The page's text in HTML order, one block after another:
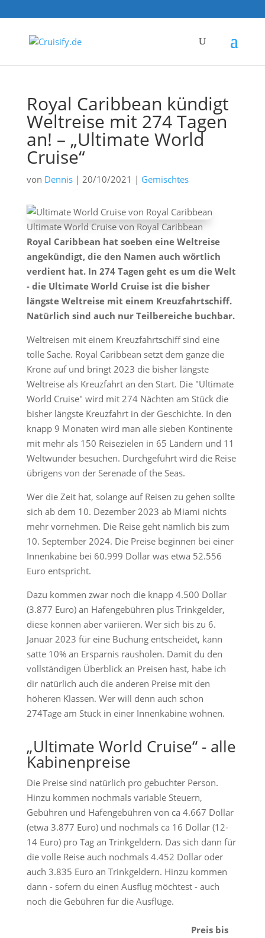
Royal Caribbean kündigt
Weltreise mit 274 Tagen
an! – „Ultimate World
Cruise“
von Dennis| 20/10/2021 | Gemischtes
Ultimate World Cruise von Royal Caribbean
Royal Caribbean hat soeben eine Weltreise
angekündigt, die den Namen auch wörtlich
verdient hat. In 274 Tagen geht es um die Welt
- die Ultimate World Cruise ist die bisher
längste Weltreise mit einem Kreuzfahrtschiff.
Natürlich sind auch nur Teilbereiche buchbar.
Weltreisen mit einem Kreuzfahrtschiff sind eine
tolle Sache. Royal Caribbean setzt dem ganze die
Krone auf und bringt 2023 die bisher längste
Weltreise als Kreuzfahrt an den Start. Die "Ultimate
World Cruise" wird mit 274 Nächten am Stück die
bisher längste Kreuzfahrt in der Geschichte. In den
knapp 9 Monaten wird man alle sieben Kontinente
mit mehr als 150 Reisezielen in 65 Ländern und 11
Weltwunder besuchen. Durchgeführt wird die Reise
übrigens von der Serenade of the Seas.
Wer die Zeit hat, solange auf Reisen zu gehen sollte
sich ab dem 10. Dezember 2023 ab Miami nichts
mehr vornehmen. Die Reise geht nämlich bis zum
10. September 2024. Die Preise beginnen bei einer
Innenkabine bei 60.999 Dollar was etwa 52.556
Euro entspricht.
Dazu kommen zwar noch die knapp 4.500 Dollar
(3.877 Euro) an Hafengebühren plus Trinkgelder,
diese können aber variieren. Wer sich bis zu 6.
Januar 2023 für eine Buchung entscheidet, kann
satte 10% an Ersparnis rausholen. Damit du den
vollständigen Überblick an Preisen hast, habe ich
dir natürlich auch die anderen Preise mit den
höheren Klassen. Wer will denn auch schon
274Tage am Stück in einer Innenkabine wohnen.
„Ultimate World Cruise“ - alle
Kabinenpreise
Die Preise sind natürlich pro gebuchter Person.
Hinzu kommen nochmals variable Steuern,
Gebühren und Hafengebühren von ca 4.667 Dollar
(etwa 3.877 Euro) und nochmals ca 16 Dollar (12-
14 Euro) pro Tag an Trinkgeldern. Das sich dann für
die volle Reise auch nochmals 4.452 Dollar oder
auch 3.835 Euro an Trinkgeldern. Hinzu kommen
dann - sofern du einen Ausflug möchtest - auch
noch die Gebühren für die Ausflüge.
Preis bis